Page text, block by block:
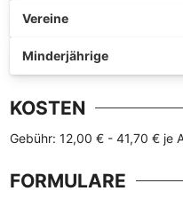
Vereine
Minderjährige
KOSTEN
Gebühr: 12,00 € - 41,70 € je
FORMULARE